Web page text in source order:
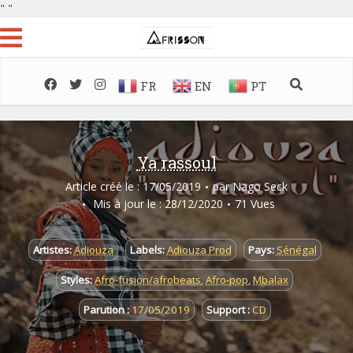
" "
FR EN PT
Ya rassoul
Article créé le : 17/05/2019 par Nago Seck
Mis à jour le : 28/12/2020
71 Vues
Artistes:Adiouza Labels:Adiouza Prod Pays: Sénégal
Styles:Afro-fusion/afrobeats,Afro-pop,Mbalax
Parution :17/05/2019 Support :CD